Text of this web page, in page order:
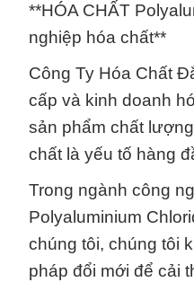
**HÓA CHẤT
nghiệp hóa chất**
Công Ty Hóa Chất
cấp và kinh doanh
sản phẩm chất
chất là yếu tố hàng
Trong ngành công
Polyaluminium
chúng tôi, chúng tôi
pháp đổi mới để cải